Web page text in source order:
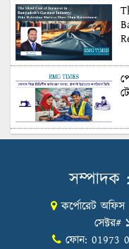
কর্পোরেট
সেক্টর#
ফোন: 01973